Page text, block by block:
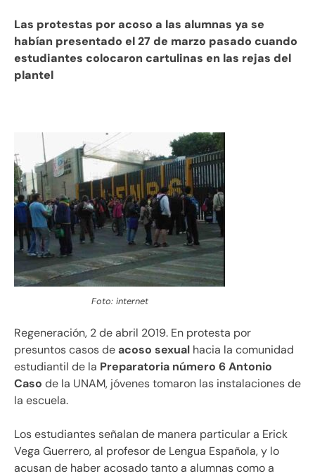
Las protestas por acoso a las alumnas ya se
habían presentado el 27 de marzo pasado cuando
estudiantes colocaron cartulinas en las rejas del
plantel
Foto: internet
Regeneración, 2 de abril 2019. En protesta por
presuntos casos deacoso sexual hacia la comunidad
estudiantil de la Preparatoria número 6 Antonio
Caso de la UNAM, jóvenes tomaron las instalaciones de
la escuela.
Los estudiantes señalan de manera particular a Erick
Vega Guerrero, al profesor de Lengua Española, y lo
acusan de haber acosado tanto a alumnas como a